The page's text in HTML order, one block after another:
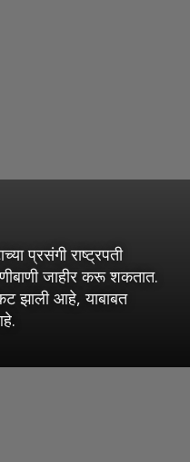
प्रसंगी राष्ट्रपती
जाहीर करू शकतात.
झाली आहे, याबाबत